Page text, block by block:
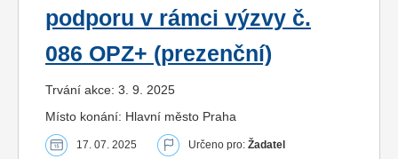
podporu v rámci výzvy č.
086 OPZ+ (prezenční)
Trvání akce: 3. 9. 2025
Místo konání: Hlavní město Praha
17. 07. 2025 Určeno pro: Žadatel